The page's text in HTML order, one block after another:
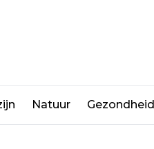
Natuur Gezondheid